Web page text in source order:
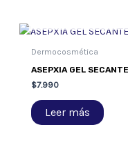
Dermocosmética
ASEPXIA GEL
$7.990
Leer más